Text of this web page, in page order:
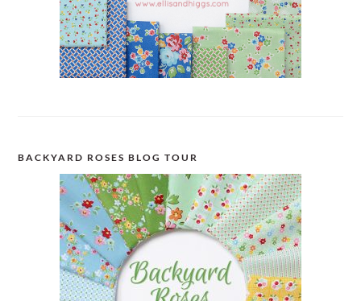
BACKYARD ROSES BLOG TOUR